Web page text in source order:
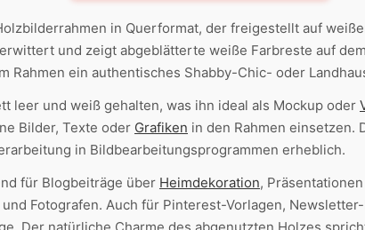
in Querformat, der freigestellt auf
und zeigt abgeblätterte weiße Farbreste auf
Rahmen ein authentisches Shabby-Chic- oder
leer und weiß gehalten, was ihn ideal als Mockup oder
Bilder, Texte oder Grafiken in den Rahmen einsetzen.
in Bildbearbeitungsprogrammen erheblich.
für Blogbeiträge über Heimdekoration,
Fotografen. Auch für Pinterest-Vorlagen,